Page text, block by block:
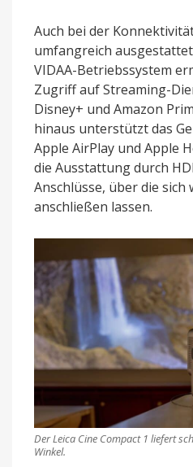
Auch bei der
umfangreich
VIDAA-Betriebssystem
Zugriff auf Streaming-
Disney+ und Amazon
hinaus unterstützt das
Apple AirPlay und Apple
die Ausstattung durch
Anschlüsse, über die sich
anschließen lassen.
Der Leica Cine Compact 1 liefert
Winkel.